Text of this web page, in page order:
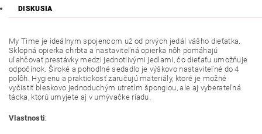
DISKUSIA
My Time je ideálnym spojencom už od prvých jedál vášho dieťatka.
Sklopná opierka chrbta a nastaviteľná opierka nôh pomáhajú
uľahčovať prestávky medzi jednotlivými jedlami, čo dieťaťu umožňuje
odpočinok. Široké a pohodlné sedadlo je výškovo nastaviteľné do 4
polôh. Hygienu a praktickosť zaručujú materiály, ktoré je možné
vyčistiť bleskovo jednoduchým utretím špongiou, ale aj vyberateľná
tácka, ktorú umyjete aj v umývačke riadu.
Vlastnosti: